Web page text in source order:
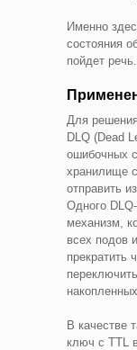
Именно
состояния
пойдет речь.
Для
DLQ (Dead
ошибочных
хранилище
отправить
Одного
механизм,
всех подов
прекратить
В качестве
ключ с TTL